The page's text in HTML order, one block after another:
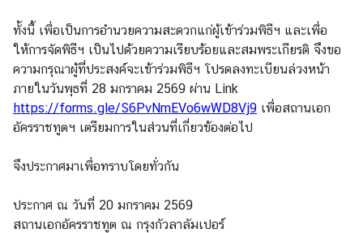
(
C
o
n
s
u
a
S
e
ทั้งนี้ เพื่อเป็นการอำนวยความสะดวกแก่ผู้เข้าร่วมพิธีฯ และเพื่อ
ให้การจัดพิธีฯ เป็นไปด้วยความเรียบร้อยและสมพระเกียรติ จึงขอ
ความกรุณาผู้ที่ประสงค์จะเข้าร่วมพิธีฯ โปรดลงทะเบียนล่วงหน้า
ภายในวันพุธที่ 28 มกราคม 2569 ผ่าน Link
https://forms.gle/S6PvNmEVo6wWD8Vj9 เพื่อสถานเอก
อัครราชทูตฯ เตรียมการในส่วนที่เกี่ยวข้องต่อไป
จึงประกาศมาเพื่อทราบโดยทั่วกัน
ประกาศ ณ วันที่ 20 มกราคม 2569
สถานเอกอัครราชทูต ณ กรุงกัวลาลัมเปอร์